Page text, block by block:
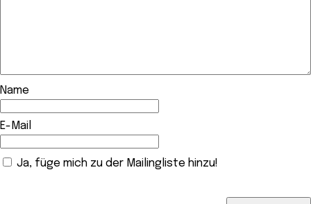
Name
E-Mail
Ja, füge mich zu der Mailingliste hinzu!